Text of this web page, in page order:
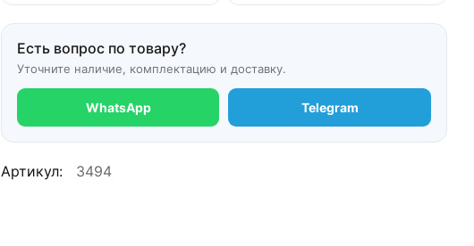
Есть вопрос по товару?
Уточните наличие, комплектацию и доставку.
WhatsApp Telegram
Артикул: 3494